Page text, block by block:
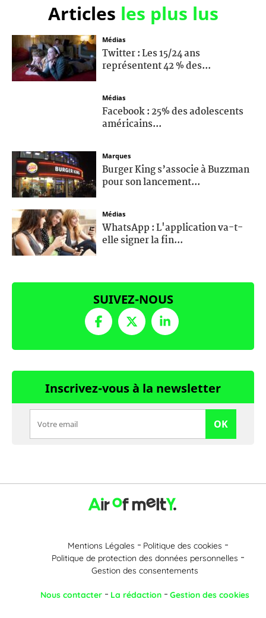
Articles les plus lus
Médias
Twitter : Les 15/24 ans
représentent 42 % des...
Médias
Facebook : 25% des adolescents
américains...
Marques
Burger King s’associe à Buzzman
pour son lancement...
Médias
WhatsApp : L'application va-t-
elle signer la fin...
SUIVEZ-NOUS
Inscrivez-vous à la newsletter
OK
Mentions Légales
Politique des cookies
Politique de protection des données personnelles
Gestion des consentements
Nous contacter La rédaction Gestion des cookies